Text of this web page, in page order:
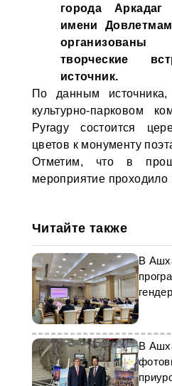
города
имени
творческие
источник.
По данным
культурно-парковом
Pyragy состоится
цветов к монументу
Отметим, что в
мероприятие
Читайте также
В
В